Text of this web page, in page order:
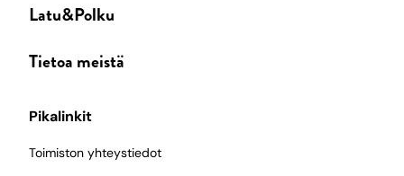
Latu&Polku
Tietoa meistä
Pikalinkit
Toimiston yhteystiedot